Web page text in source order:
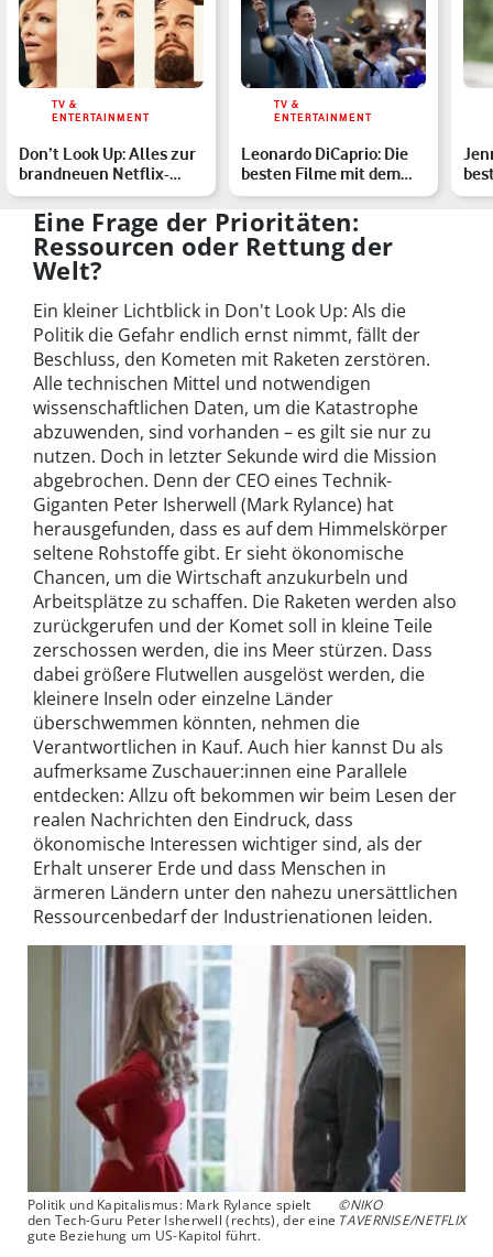
TV &
ENTERTAINMENT
Don’t Look Up: Alles zur
brandneuen Netflix-
Satire mit Leonardo D…
TV &
ENTERTAINMENT
Leonardo DiCaprio: Die
besten Filme mit dem
Oscar-Gewinner
Eine Frage der Prioritäten:
Ressourcen oder Rettung der
Welt?
Ein kleiner Lichtblick in Don't Look Up: Als die
Politik die Gefahr endlich ernst nimmt, fällt der
Beschluss, den Kometen mit Raketen zerstören.
Alle technischen Mittel und notwendigen
wissenschaftlichen Daten, um die Katastrophe
abzuwenden, sind vorhanden – es gilt sie nur zu
nutzen. Doch in letzter Sekunde wird die Mission
abgebrochen. Denn der CEO eines Technik-
Giganten Peter Isherwell (Mark Rylance) hat
herausgefunden, dass es auf dem Himmelskörper
seltene Rohstoffe gibt. Er sieht ökonomische
Chancen, um die Wirtschaft anzukurbeln und
Arbeitsplätze zu schaffen. Die Raketen werden also
zurückgerufen und der Komet soll in kleine Teile
zerschossen werden, die ins Meer stürzen. Dass
dabei größere Flutwellen ausgelöst werden, die
kleinere Inseln oder einzelne Länder
überschwemmen könnten, nehmen die
Verantwortlichen in Kauf. Auch hier kannst Du als
aufmerksame Zuschauer:innen eine Parallele
entdecken: Allzu oft bekommen wir beim Lesen der
realen Nachrichten den Eindruck, dass
ökonomische Interessen wichtiger sind, als der
Erhalt unserer Erde und dass Menschen in
ärmeren Ländern unter den nahezu unersättlichen
Ressourcenbedarf der Industrienationen leiden.
Politik und Kapitalismus: Mark Rylance spielt
den Tech-Guru Peter Isherwell (rechts), der eine
gute Beziehung um US-Kapitol führt.
©NIKO
TAVERNISE/NETFLIX